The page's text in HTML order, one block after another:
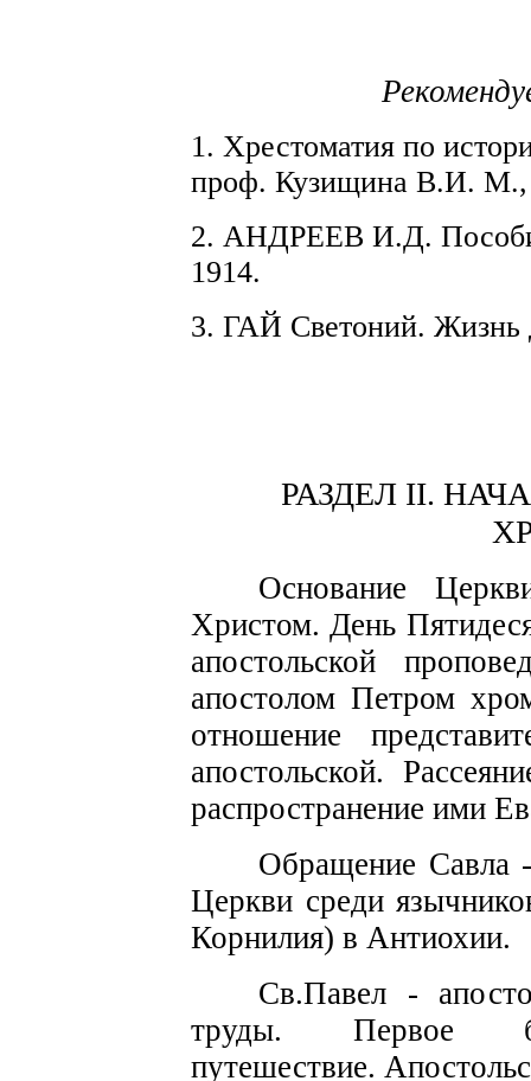
1. Хрестоматия по
проф. Кузищина В.И. М.,
2. АНДРЕЕВ И.Д.
1914.
3. ГАЙ Светоний. Жизнь
РАЗДЕЛ II.
Основание
Христом. День Пятидес
апостольской пропове
апостолом Петром
отношение
апостольской. Расс
распростра­нение ими
Обращение Савла-
Церкви среди
Корнилия) в Антиохии.
Св.Павел- апос
труды. Первое
путешествие. Апостольс